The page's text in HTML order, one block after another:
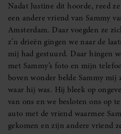
Nadat Justine dit hoorde, reed
een andere vriend van Sammy
Amsterdam. Daar voegden ze
z’n drieën gingen we naar de
mij had gestuurd. Daar hingen
met Sammy’s foto en mijn
boven wonder belde Sammy
waar hij was. Hij bleek op
van ons en we besloten ons op
auto met de vriend waarmee
gekomen en zijn andere vriend